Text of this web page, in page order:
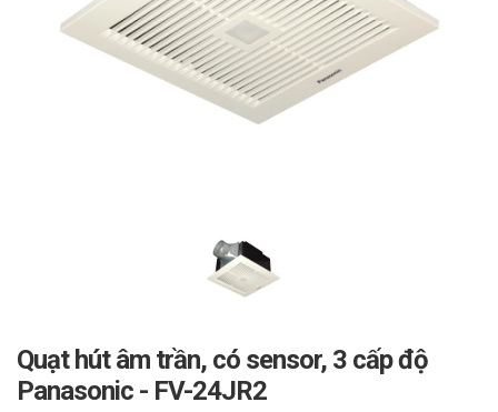
Quạt hút âm trần, có sensor, 3 cấp độ
Panasonic - FV-24JR2